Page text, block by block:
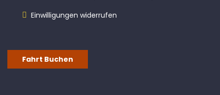
Einwilligungen widerrufen
Fahrt Buchen